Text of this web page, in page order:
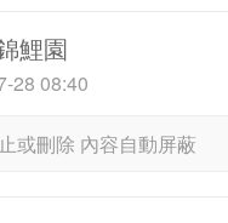
鯉園
28 08:40
或刪除 內容自動屏蔽